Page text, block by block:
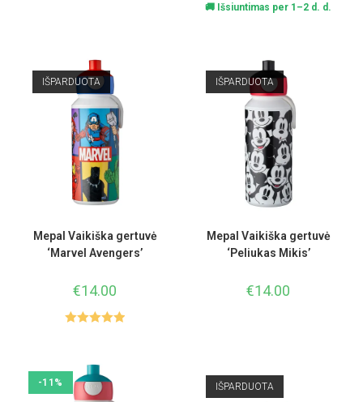
🚚 Išsiuntimas per 1–2 d. d.
IŠPARDUOTA
Mepal Vaikiška gertuvė
‘Marvel Avengers’
€14.00
IŠPARDUOTA
Mepal Vaikiška gertuvė
‘Peliukas Mikis’
€14.00
-11% IŠPARDUOTA